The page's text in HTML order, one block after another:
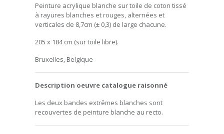
Peinture acrylique blanche sur toile de coton tissé
à rayures blanches et rouges, alternées et
verticales de 8,7cm (± 0,3) de large chacune.
205 x 184 cm (sur toile libre).
Bruxelles, Belgique
Description oeuvre catalogue raisonné
Les deux bandes extrêmes blanches sont
recouvertes de peinture blanche au recto.